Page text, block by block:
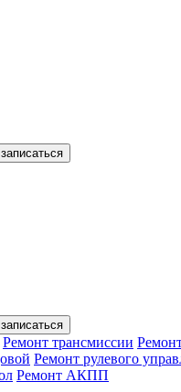
записаться
записаться
Ремонт трансмиссии
Ремонт рулевого
Ремонт АКПП